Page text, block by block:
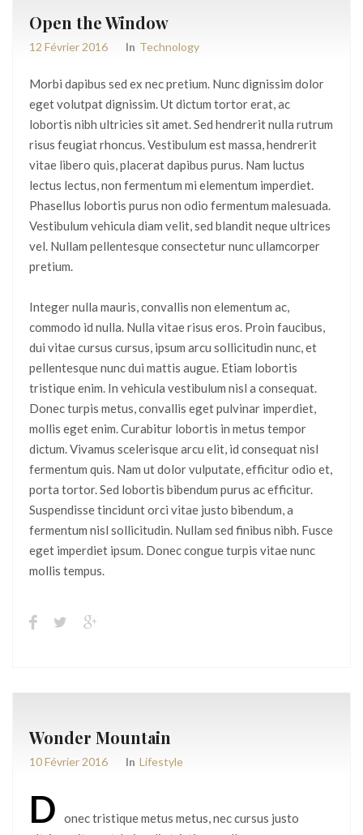
Open the Window
12 Février 2016 In Technology
Morbi dapibus sed ex nec pretium. Nunc dignissim dolor
eget volutpat dignissim. Ut dictum tortor erat, ac
lobortis nibh ultricies sit amet. Sed hendrerit nulla rutrum
risus feugiat rhoncus. Vestibulum est massa, hendrerit
vitae libero quis, placerat dapibus purus. Nam luctus
lectus lectus, non fermentum mi elementum imperdiet.
Phasellus lobortis purus non odio fermentum malesuada.
Vestibulum vehicula diam velit, sed blandit neque ultrices
vel. Nullam pellentesque consectetur nunc ullamcorper
pretium.
Integer nulla mauris, convallis non elementum ac,
commodo id nulla. Nulla vitae risus eros. Proin faucibus,
dui vitae cursus cursus, ipsum arcu sollicitudin nunc, et
pellentesque nunc dui mattis augue. Etiam lobortis
tristique enim. In vehicula vestibulum nisl a consequat.
Donec turpis metus, convallis eget pulvinar imperdiet,
mollis eget enim. Curabitur lobortis in metus tempor
dictum. Vivamus scelerisque arcu elit, id consequat nisl
fermentum quis. Nam ut dolor vulputate, efficitur odio et,
porta tortor. Sed lobortis bibendum purus ac efficitur.
Suspendisse tincidunt orci vitae justo bibendum, a
fermentum nisl sollicitudin. Nullam sed finibus nibh. Fusce
eget imperdiet ipsum. Donec congue turpis vitae nunc
mollis tempus.
Wonder Mountain
10 Février 2016 In Lifestyle
D
onec tristique metus metus, nec cursus justo